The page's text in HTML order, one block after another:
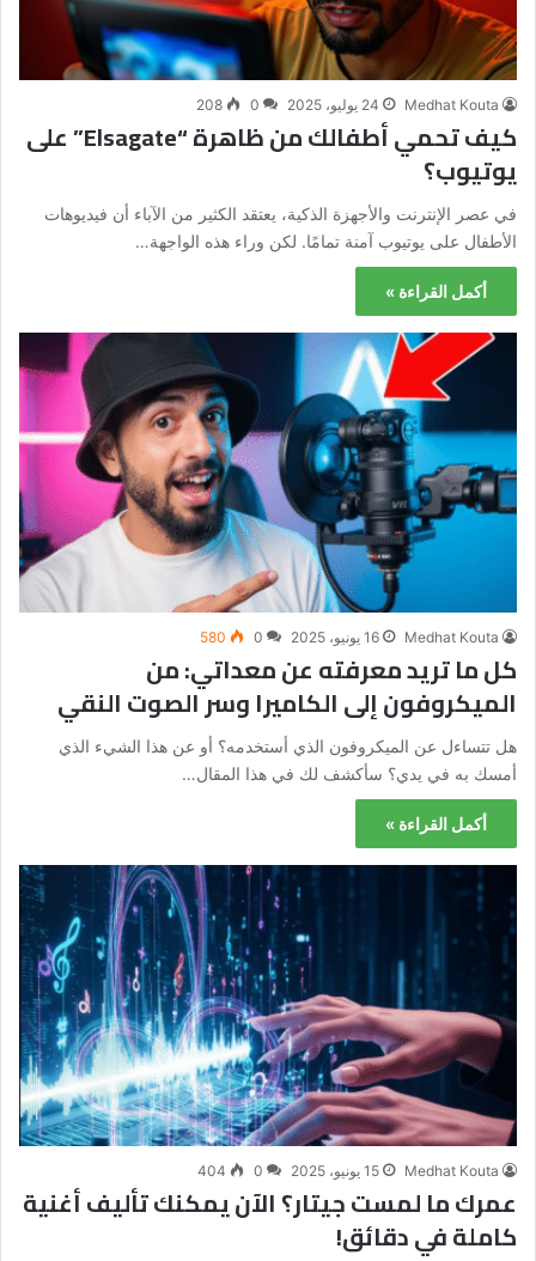
Medhat Kouta 24 يوليو، 2025 0
208
كيف تحمي أطفالك من ظاهرة “Elsagate” على
يوتيوب؟
في عصر الإنترنت والأجهزة الذكية، يعتقد الكثير من الآباء أن فيديوهات
الأطفال على يوتيوب آمنة تمامًا. لكن وراء هذه الواجهة…
أكمل القراءة »
Medhat Kouta 16 يونيو، 2025 0
580
كل ما تريد معرفته عن معداتي: من
الميكروفون إلى الكاميرا وسر الصوت النقي
هل تتساءل عن الميكروفون الذي أستخدمه؟ أو عن هذا الشيء الذي
أمسك به في يدي؟ سأكشف لك في هذا المقال…
أكمل القراءة »
Medhat Kouta 15 يونيو، 2025 0
404
عمرك ما لمست جيتار؟ الآن يمكنك تأليف أغنية
كاملة في دقائق!